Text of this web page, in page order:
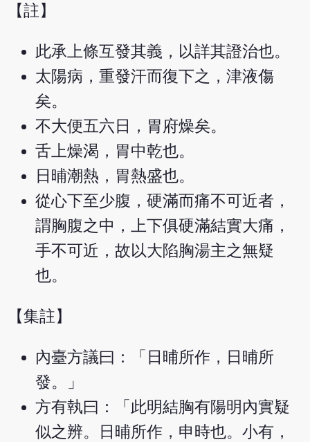
【註】
此承上條互發其義，以詳其證治也。
太陽病，重發汗而復下之，津液傷
矣。
不大便五六日，胃府燥矣。
舌上燥渴，胃中乾也。
日晡潮熱，胃熱盛也。
從心下至少腹，硬滿而痛不可近者，
謂胸腹之中，上下俱硬滿結實大痛，
手不可近，故以大陷胸湯主之無疑
也。
【集註】
內臺方議曰：「日晡所作，日晡所
發。」
方有執曰：「此明結胸有陽明內實疑
似之辨。日晡所作，申時也。小有，